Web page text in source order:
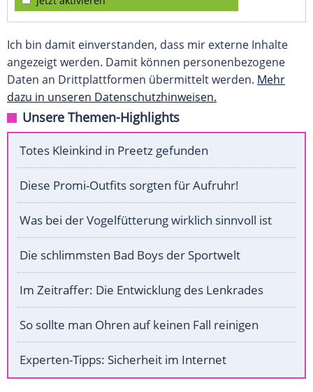
Ich bin damit einverstanden, dass mir externe Inhalte
angezeigt werden. Damit können personenbezogene
Daten an Drittplattformen übermittelt werden. Mehr
dazu in unseren Datenschutzhinweisen.
Unsere Themen-Highlights
Totes Kleinkind in Preetz gefunden
Diese Promi-Outfits sorgten für Aufruhr!
Was bei der Vogelfütterung wirklich sinnvoll ist
Die schlimmsten Bad Boys der Sportwelt
Im Zeitraffer: Die Entwicklung des Lenkrades
So sollte man Ohren auf keinen Fall reinigen
Experten-Tipps: Sicherheit im Internet